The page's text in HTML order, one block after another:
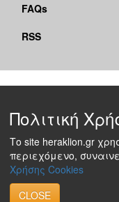
FAQs
RSS
Πολιτική
Το site heraklion.gr
περιεχόμενο,
Χρήσης Cookies
CLOSE